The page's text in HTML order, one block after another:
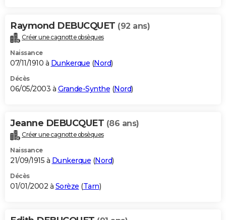
Raymond DEBUCQUET (92 ans)
Créer une cagnotte obsèques
Naissance
07/11/1910 à Dunkerque (Nord)
Décès
06/05/2003 à Grande-Synthe (Nord)
Jeanne DEBUCQUET (86 ans)
Créer une cagnotte obsèques
Naissance
21/09/1915 à Dunkerque (Nord)
Décès
01/01/2002 à Sorèze (Tarn)